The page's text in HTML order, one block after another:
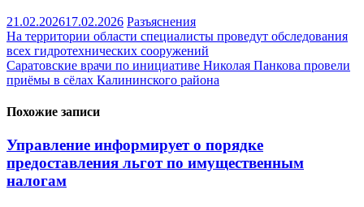
21.02.202617.02.2026 Разъяснения
Навигация
по
записям
На территории области специалисты проведут обследования
всех гидротехнических сооружений
Саратовские врачи по инициативе Николая Панкова провели
приёмы в сёлах Калининского района
Похожие записи
Управление информирует о порядке
предоставления льгот по имущественным
налогам